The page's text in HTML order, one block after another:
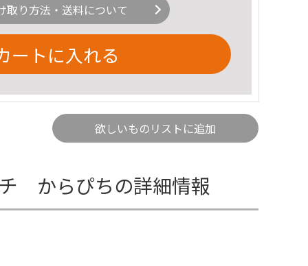
取り方法・送料について
ートに入れる
欲しいものリストに追加
からぴちの詳細情報